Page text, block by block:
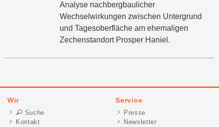
Analyse nachbergbaulicher
Wechselwirkungen zwischen Untergrund
und Tagesoberfläche am ehemaligen
Zechenstandort Prosper Haniel.
Wir
Suche
Kontakt
Service
Presse
Newsletter